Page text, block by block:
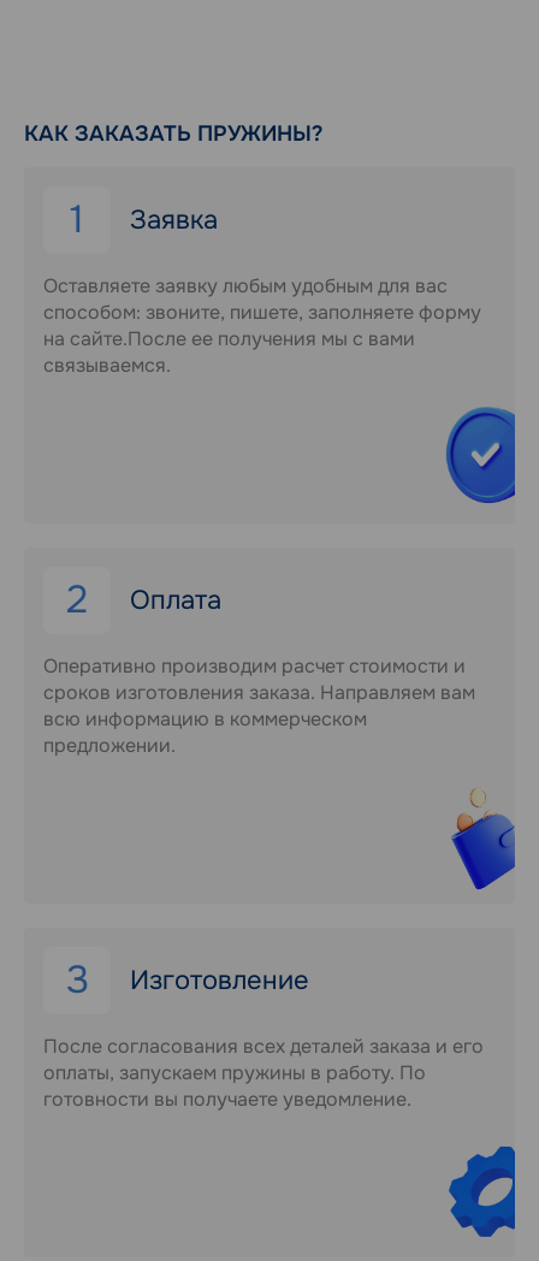
КАК ЗАКАЗАТЬ ПРУЖИНЫ?
1 Заявка
Оставляете заявку любым удобным для вас
способом: звоните, пишете, заполняете форму
на сайте.После ее получения мы с вами
связываемся.
2 Оплата
Оперативно производим расчет стоимости и
сроков изготовления заказа. Направляем вам
всю информацию в коммерческом
предложении.
3 Изготовление
После согласования всех деталей заказа и его
оплаты, запускаем пружины в работу. По
готовности вы получаете уведомление.